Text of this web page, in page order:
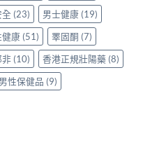
(23) 男士健康 (19)
健康 (51) 睪固酮 (7)
非 (10) 香港正規壯陽藥 (8)
性保健品 (9)